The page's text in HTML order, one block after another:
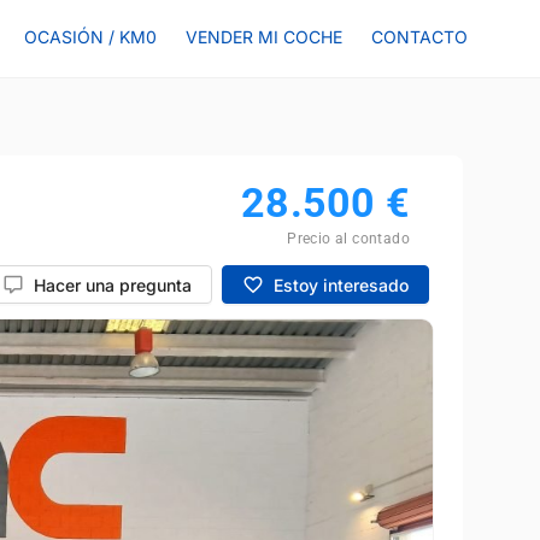
OCASIÓN / KM0 VENDER MI COCHE CONTACTO
28.500 €
Precio al contado
Hacer una pregunta Estoy interesado